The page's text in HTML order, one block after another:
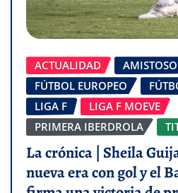
ACTUALIDAD AMISTOSO
FÚTBOL EUROPEO
LIGA F
LIGA F MOEVE
PRIMERA IBERDROLA
La crónica | Sheila
nueva era con gol y el